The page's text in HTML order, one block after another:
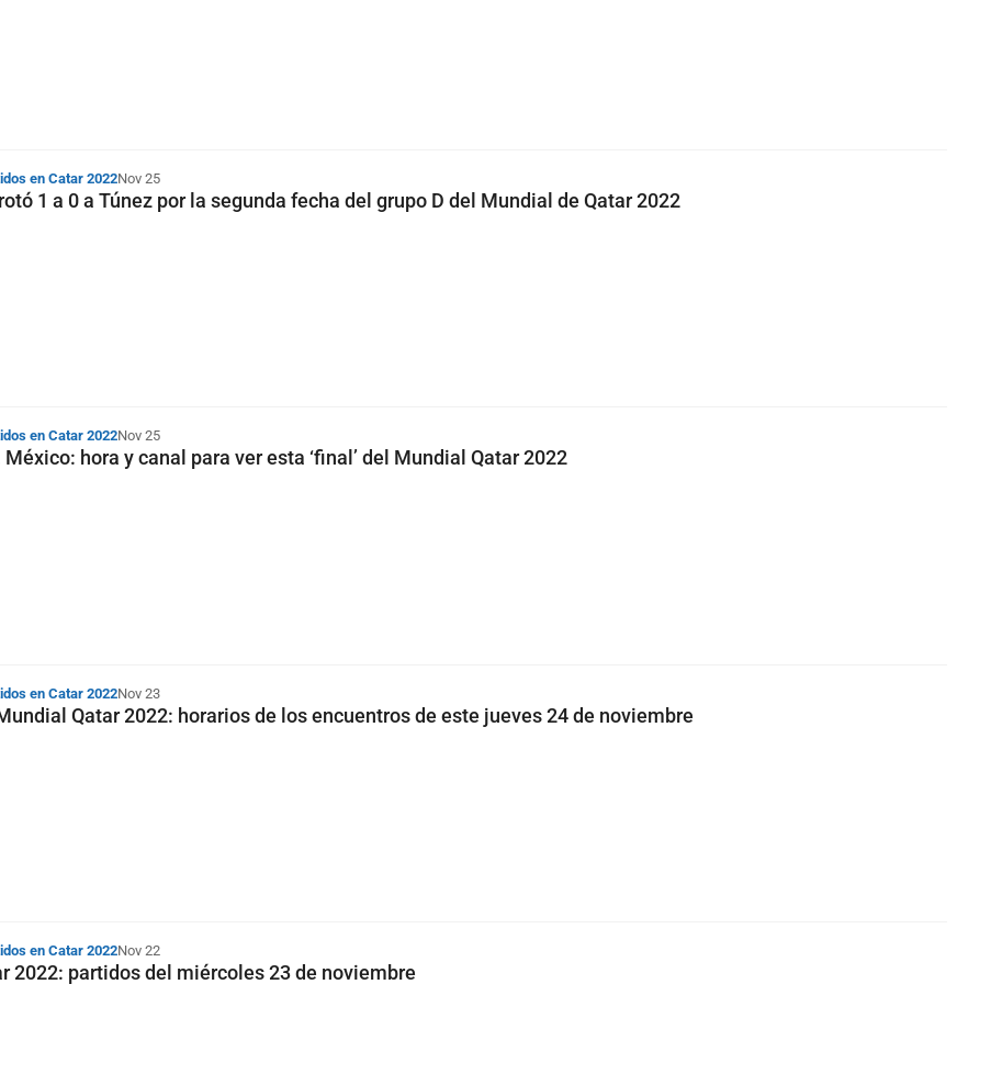
en Catar 2022Nov 25
1 a 0 a Túnez por la segunda fecha del grupo D del Mundial de Qatar 2022
en Catar 2022Nov 25
hora y canal para ver esta ‘final’ del Mundial Qatar 2022
en Catar 2022Nov 23
Qatar 2022: horarios de los encuentros de este jueves 24 de noviembre
en Catar 2022Nov 22
2022: partidos del miércoles 23 de noviembre